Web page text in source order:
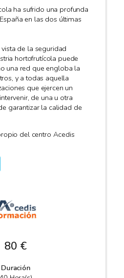
ha sufrido una profunda
en las dos últimas
de la seguridad
hortofrutícola puede
una red que engloba la
y a todas aquella
que ejercen un
de una u otra
garantizar la calidad de
del centro Acedis
80 €
Duración